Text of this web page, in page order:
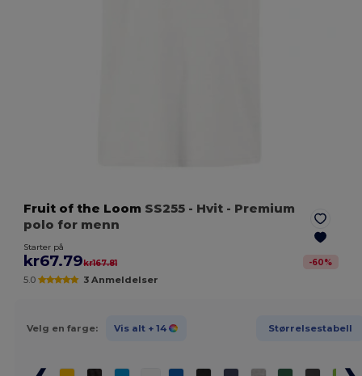
Fruit of the Loom SS255 - Hvit - Premium
polo for menn
Starter på
kr67.79kr167.81 -60%
5.0 3 Anmeldelser
Velg en farge: Vis alt + 14 Størrelsestabell